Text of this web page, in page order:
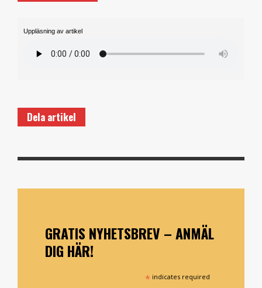
Uppläsning av artikel
Dela artikel
GRATIS NYHETSBREV – ANMÄL
DIG HÄR!
* indicates required